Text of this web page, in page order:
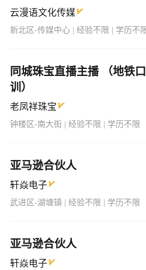
云漫语文化传媒
新北区-传媒中心 | 经验不限 | 学历不
同城珠宝直播主播 （地铁
训）
老凤祥珠宝
钟楼区-南大街 | 经验不限 | 学历不限
亚马逊合伙人
轩焱电子
武进区-湖塘镇 | 经验不限 | 学历不限
亚马逊合伙人
轩焱电子